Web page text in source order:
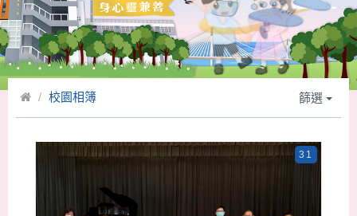
校園相簿 篩選
31